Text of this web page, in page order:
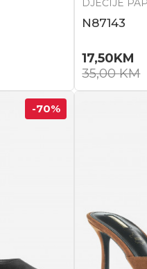
DJEČIJE
N87143
17,50KM
35,00KM
-70%